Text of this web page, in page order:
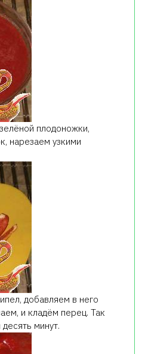
плодоножки,
нарезаем узкими
добавляем в него
и кладём перец. Так
минут.